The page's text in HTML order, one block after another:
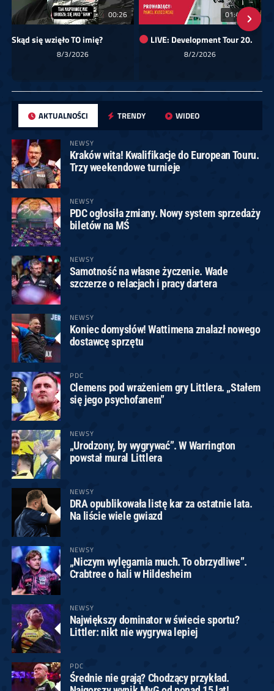
00:26
Skąd się wzięło TO imię?
8/3/2026
01:40:24
LIVE: Development Tour 20.
8/2/2026
AKTUALNOŚCI TRENDY WIDEO
NEWSY
Kraków wita! Kwalifikacje do European Touru.
Trzy weekendowe turnieje
NEWSY
PDC ogłosiła zmiany. Nowy system sprzedaży
biletów na MŚ
NEWSY
Samotność na własne życzenie. Wade
szczerze o relacjach i pracy dartera
NEWSY
Koniec domysłów! Wattimena znalazł nowego
dostawcę sprzętu
PDC
Clemens pod wrażeniem gry Littlera. „Stałem
się jego psychofanem”
NEWSY
„Urodzony, by wygrywać”. W Warrington
powstał mural Littlera
NEWSY
DRA opublikowała listę kar za ostatnie lata.
Na liście wiele gwiazd
NEWSY
„Niczym wylęgarnia much. To obrzydliwe”.
Crabtree o hali w Hildesheim
NEWSY
Największy dominator w świecie sportu?
Littler: nikt nie wygrywa lepiej
PDC
Średnie nie grają? Chodzący przykład.